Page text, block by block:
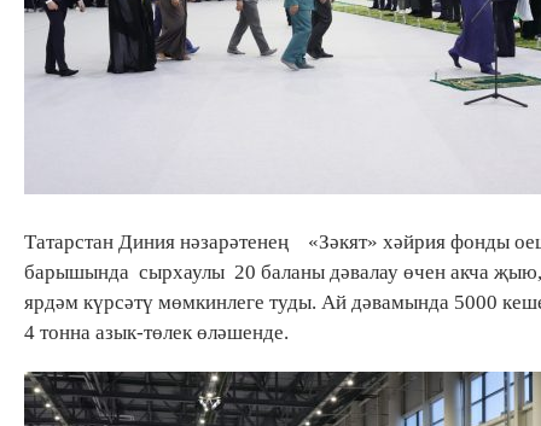
Татарстан Диния нәзарәтенең «Зәкят» хәйрия фонды
барышында сырхаулы 20 баланы дәвалау өчен акча
ярдәм күрсәтү мөмкинлеге туды. Ай дәвамында 5000
4 тонна азык-төлек өләшенде.